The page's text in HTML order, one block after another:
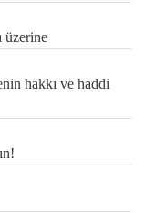
üzerine
hakkı ve haddi